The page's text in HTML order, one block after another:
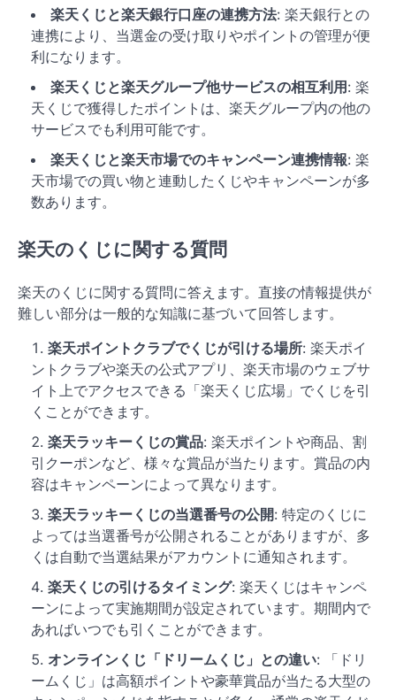
楽天くじと楽天銀行口座の連携方法: 楽天銀行との
連携により、当選金の受け取りやポイントの管理が便
利になります。
楽天くじと楽天グループ他サービスの相互利用 : 楽
天くじで獲得したポイントは、楽天グループ内の他の
サービスでも利用可能です。
楽天くじと楽天市場でのキャンペーン連携情報: 楽
天市場での買い物と連動したくじやキャンペーンが多
数あります。
楽天のくじに関する質問
楽天のくじに関する質問に答えます。直接の情報提供が
難しい部分は一般的な知識に基づいて回答します。
楽天ポイントクラブでくじが引ける場所: 楽天ポイ
ントクラブや楽天の公式アプリ、楽天市場のウェブサ
イト上でアクセスできる「楽天くじ広場」でくじを引
くことができます。
楽天ラッキーくじの賞品: 楽天ポイントや商品、割
引クーポンなど、様々な賞品が当たります。賞品の内
容はキャンペーンによって異なります。
楽天ラッキーくじの当選番号の公開: 特定のくじに
よっては当選番号が公開されることがありますが、多
くは自動で当選結果がアカウントに通知されます。
楽天くじの引けるタイミング: 楽天くじはキャンペ
ーンによって実施期間が設定されています。期間内で
あればいつでも引くことができます。
オンラインくじ「ドリームくじ」との違い: 「ドリ
ームくじ」は高額ポイントや豪華賞品が当たる大型の